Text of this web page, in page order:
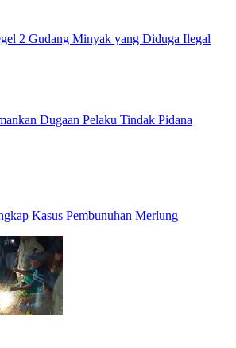
2 Gudang Minyak yang Diduga Ilegal
Dugaan Pelaku Tindak Pidana
Kasus Pembunuhan Merlung